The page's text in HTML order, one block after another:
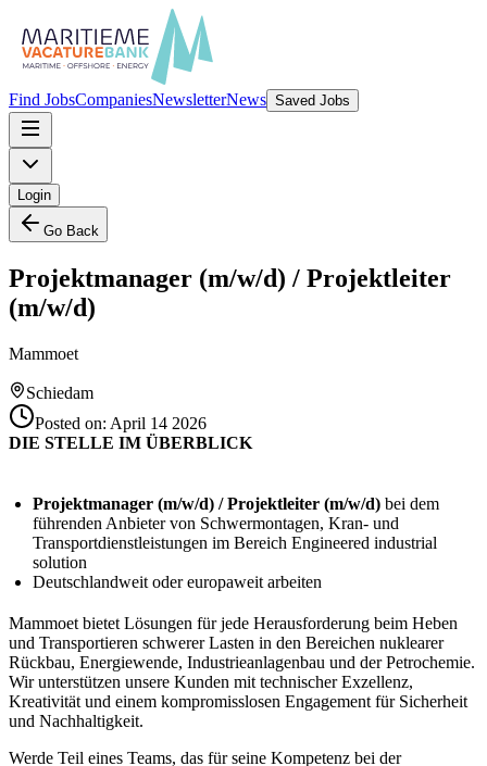
Find JobsCompaniesNewsletterNews Saved Jobs
Login
Go Back
Projektmanager (m/w/d) / Projektleiter
(m/w/d)
Mammoet
Schiedam
Posted on: April 14 2026
DIE STELLE IM ÜBERBLICK
Projektmanager (m/w/d) / Projektleiter (m/w/d)bei dem
führenden Anbieter von Schwermontagen, Kran- und
Transportdienstleistungen im Bereich Engineered industrial
solution
Deutschlandweit oder europaweit arbeiten
Mammoet bietet Lösungen für jede Herausforderung beim Heben
und Transportieren schwerer Lasten in den Bereichen nuklearer
Rückbau, Energiewende, Industrieanlagenbau und der Petrochemie.
Wir unterstützen unsere Kunden mit technischer Exzellenz,
Kreativität und einem kompromisslosen Engagement für Sicherheit
und Nachhaltigkeit.
Werde Teil eines Teams, das für seine Kompetenz bei der